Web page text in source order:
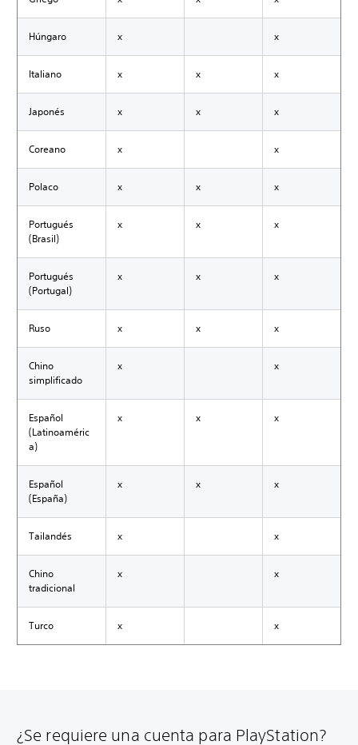
Húngaro x x
Italiano x x x
Japonés x x x
Coreano x x
Polaco x x x
Portugués
(Brasil)
x x x
Portugués
(Portugal)
x x x
Ruso x x x
Chino
simplificado
x x
Español
(Latinoaméric
a)
x x x
Español
(España)
x x x
Tailandés x x
Chino
tradicional
x x
Turco x x
¿Se requiere una cuenta para PlayStation?